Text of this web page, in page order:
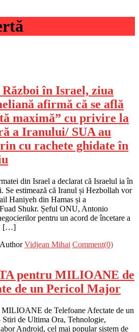
în Israel, ziua
afirmă că se află
maximă” cu privire la
a Iranului/ SUA au
cu rachete ghidate în
din Israel a declarat că Israelul ia în
Se estimează că Iranul și Hezbollah vor
Haniyeh din Hamas și a
Shukr. Șeful ONU, Antonio
pentru un acord de încetare a
[…]
Author Vidjean Mihai Comment(0)
pentru MILIOANE de
de un Pericol Major
de Telefoane Afectate de un
de Ultima Ora, Tehnologie,
Android, cel mai popular sistem de